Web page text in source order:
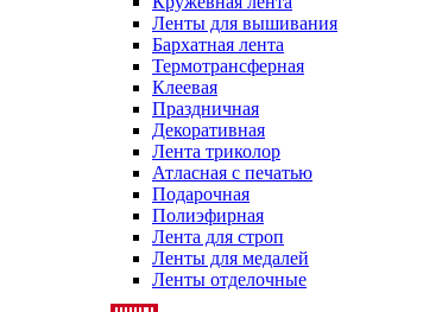
Ленты для вышивания
Бархатная лента
Термотрансферная
Клеевая
Праздничная
Декоративная
Лента триколор
Атласная с печатью
Подарочная
Полиэфирная
Лента для строп
Ленты для медалей
Ленты отделочные